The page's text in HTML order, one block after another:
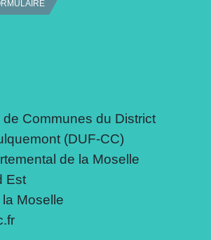
Communes du District
(DUF-CC)
de la Moselle
Est
Moselle